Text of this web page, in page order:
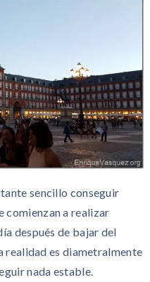
sencillo conseguir
comienzan a realizar
después de bajar del
realidad es diametralmente
nada estable.